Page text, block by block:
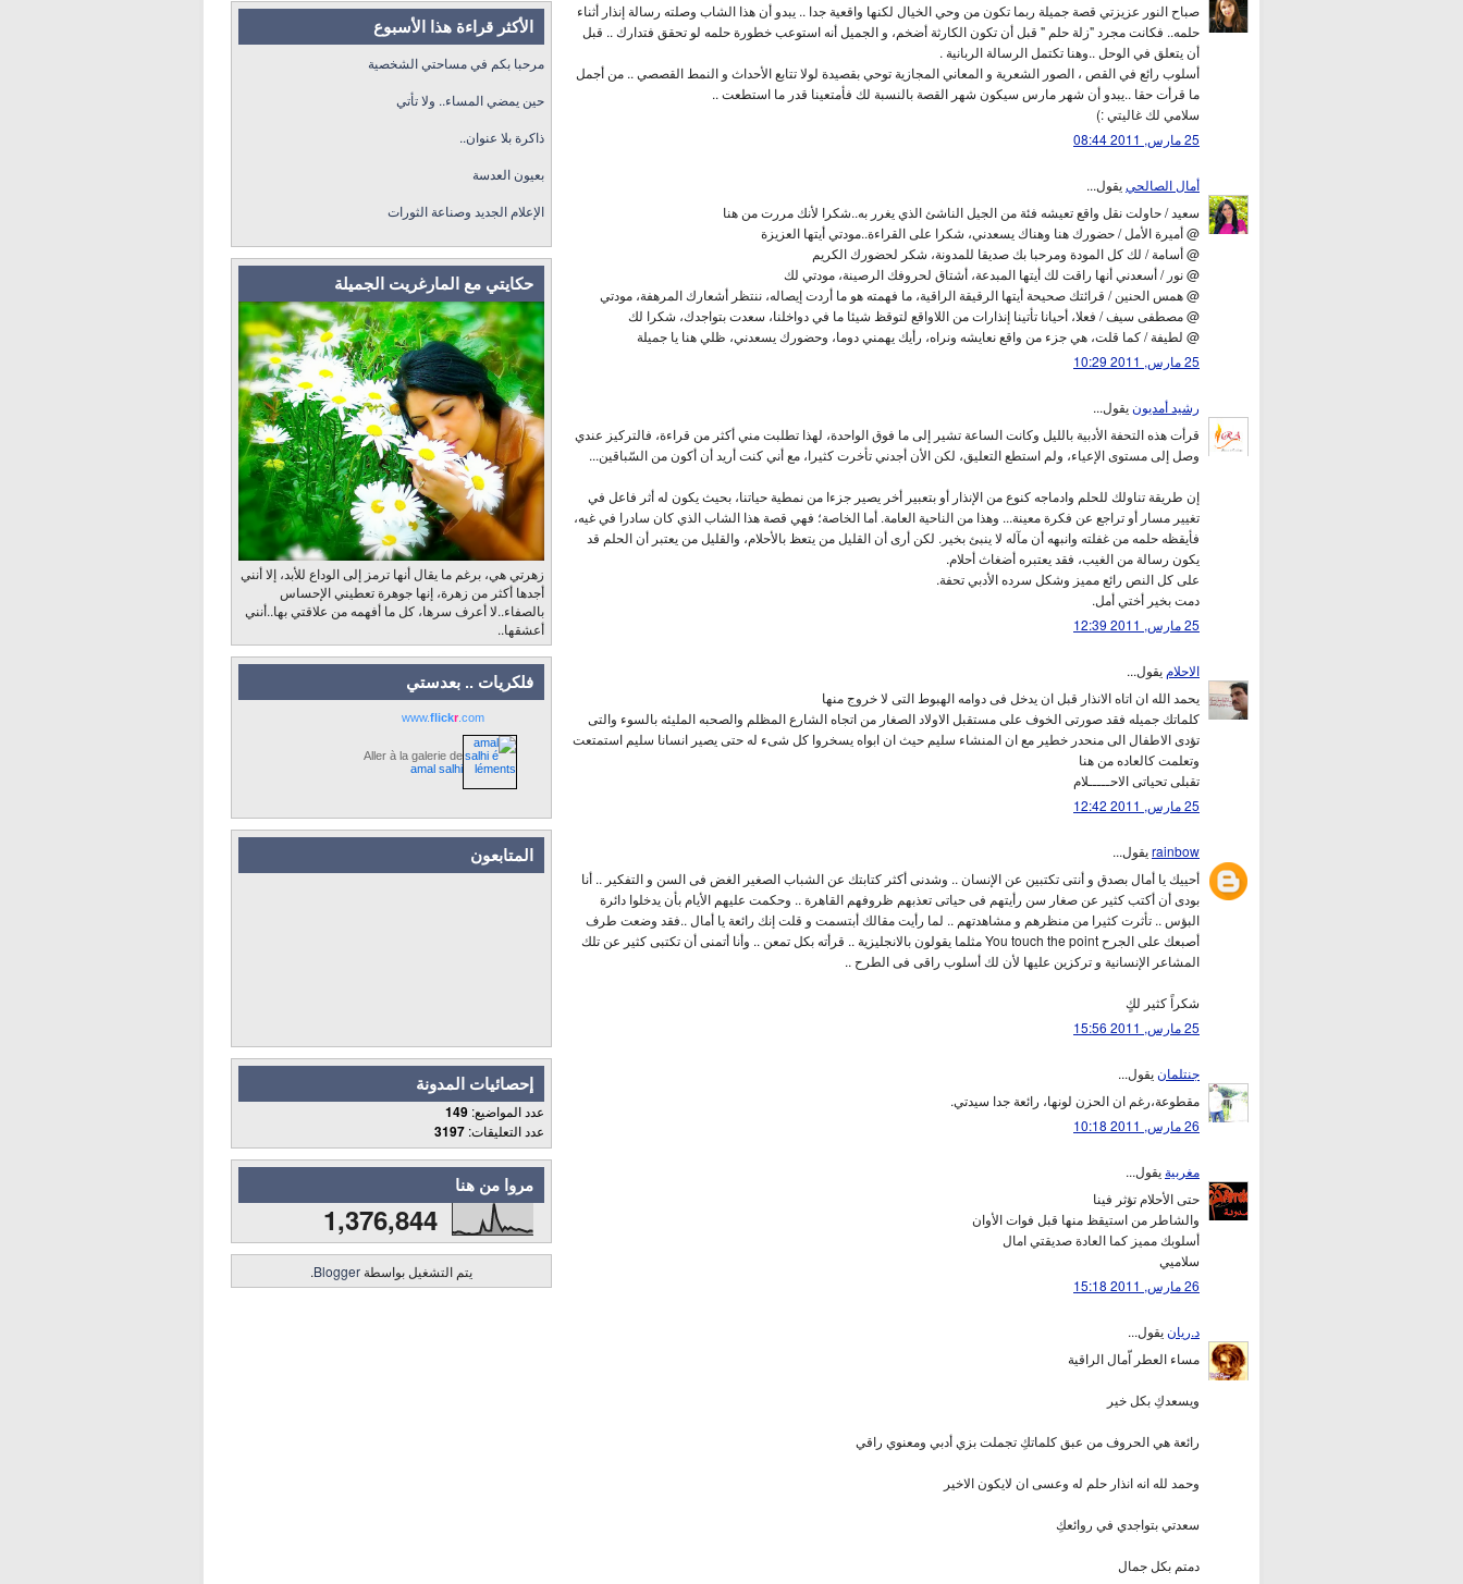
صباح النور عزيزتي قصة جميلة ربما تكون من وحي الخيال لكنها واقعية جدا .. يبدو أن هذا الشاب وصلته رسالة إنذار أثناء
حلمه.. فكانت مجرد "زلة حلم " قبل أن تكون الكارثة أضخم، و الجميل أنه استوعب خطورة حلمه لو تحقق فتدارك .. قبل
أن يتعلق في الوحل ..وهنا تكتمل الرسالة الربانية .
أسلوب رائع في القص ، الصور الشعرية و المعاني المجازية توحي بقصيدة لولا تتابع الأحداث و النمط القصصي .. من أجمل
ما قرأت حقا ..يبدو أن شهر مارس سيكون شهر القصة بالنسبة لك فأمتعينا قدر ما استطعت ..
سلامي لك غاليتي :)
25 مارس, 2011 08:44
أمال الصالحييقول...
سعيد / حاولت نقل واقع تعيشه فئة من الجيل الناشئ الذي يغرر به..شكرا لأنك مررت من هنا
@ أميرة الأمل / حضورك هنا وهناك يسعدني، شكرا على القراءة..مودتي أيتها العزيزة
@ أسامة / لك كل المودة ومرحبا بك صديقا للمدونة، شكر لحضورك الكريم
@ نور / أسعدني أنها راقت لك أيتها المبدعة، أشتاق لحروفك الرصينة، مودتي لك
@ همس الحنين / قرائتك صحيحة أيتها الرقيقة الراقية، ما فهمته هو ما أردت إيصاله، ننتظر أشعارك المرهفة، مودتي
@ مصطفى سيف / فعلا، أحيانا تأتينا إنذارات من اللاواقع لتوقظ شيئا ما في دواخلنا، سعدت بتواجدك، شكرا لك
@ لطيفة / كما قلت، هي جزء من واقع نعايشه ونراه، رأيك يهمني دوما، وحضورك يسعدني، ظلي هنا يا جميلة
25 مارس, 2011 10:29
رشيد أمديونيقول...
قرأت هذه التحفة الأدبية بالليل وكانت الساعة تشير إلى ما فوق الواحدة، لهذا تطلبت مني أكثر من قراءة، فالتركيز عندي
وصل إلى مستوى الإعياء، ولم استطع التعليق، لكن الأن أجدني تأخرت كثيرا، مع أني كنت أريد أن أكون من السّباقين...
إن طريقة تناولك للحلم وادماجه كنوع من الإنذار أو بتعبير أخر يصير جزءا من نمطية حياتنا، بحيث يكون له أثر فاعل في
تغيير مسار أو تراجع عن فكرة معينة... وهذا من الناحية العامة. أما الخاصة؛ فهي قصة هذا الشاب الذي كان سادرا في غيه،
فأيقظه حلمه من غفلته وانبهه أن مآله لا ينبئ بخير. لكن أرى أن القليل من يتعظ بالأحلام، والقليل من يعتبر أن الحلم قد
يكون رسالة من الغيب، فقد يعتبره أضغاث أحلام.
على كل النص رائع مميز وشكل سرده الأدبي تحفة.
دمت بخير أختي أمل.
25 مارس, 2011 12:39
الاحلام يقول...
يحمد الله ان اتاه الانذار قبل ان يدخل فى دوامه الهبوط التى لا خروج منها
كلماتك جميله فقد صورتى الخوف على مستقبل الاولاد الصغار من اتجاه الشارع المظلم والصحبه المليئه بالسوء والتى
تؤدى الاطفال الى منحدر خطير مع ان المنشاء سليم حيث ان ابواه يسخروا كل شىء له حتى يصير انسانا سليم استمتعت
وتعلمت كالعاده من هنا
تقبلى تحياتى الاحـــــلام
25 مارس, 2011 12:42
rainbowيقول...
أحييك يا أمال بصدق و أنتى تكتبين عن الإنسان .. وشدنى أكثر كتابتك عن الشباب الصغير الغض فى السن و التفكير .. أنا
بودى أن أكتب كثير عن صغار سن رأيتهم فى حياتى تعذبهم ظروفهم القاهرة .. وحكمت عليهم الأيام بأن يدخلوا دائرة
البؤس .. تأثرت كثيرا من منظرهم و مشاهدتهم .. لما رأيت مقالك أبتسمت و قلت إنك رائعة يا أمال ..فقد وضعت طرف
أصبعك على الجرح You touch the point مثلما يقولون بالانجليزية .. قرأته بكل تمعن .. وأنا أتمنى أن تكتبى كثير عن تلك
المشاعر الإنسانية و تركزين عليها لأن لك أسلوب راقى فى الطرح ..
شكراً كثير لكٍ
25 مارس, 2011 15:56
جنتلمانيقول...
مقطوعة،رغم ان الحزن لونها، رائعة جدا سيدتي.
26 مارس, 2011 10:18
مغربيةيقول...
حتى الأحلام تؤثر فينا
والشاطر من استيقظ منها قبل فوات الأوان
أسلوبك مميز كما العادة صديقتي امال
سلاميي
26 مارس, 2011 15:18
د.ريانيقول...
مساء العطر اّمال الراقية
ويسعدكِ بكل خير
رائعة هي الحروف من عبق كلماتكِ تجملت بزي أدبي ومعنوي راقي
وحمد لله انه انذار حلم له وعسى ان لايكون الاخير
سعدتي بتواجدي في روائعكِ
دمتم بكل جمال
الأكثر قراءة هذا الأسبوع
مرحبا بكم في مساحتي الشخصية
حين يمضي المساء.. ولا تأتي
ذاكرة بلا عنوان..
بعيون العدسة
الإعلام الجديد وصناعة الثورات
حكايتي مع المارغريت الجميلة
زهرتي هي، برغم ما يقال أنها ترمز إلى الوداع للأبد، إلا أنني
أجدها أكثر من زهرة، إنها جوهرة تعطيني الإحساس
بالصفاء..لا أعرف سرها، كل ما أفهمه من علاقتي بها..أنني
أعشقها..
فلكريات .. بعدستي
www.flickr .com
Aller à la galerie de
amal salhi
المتابعون
إحصائيات المدونة
عدد المواضيع: 149
عدد التعليقات: 3197
مروا من هنا
1,376,844
يتم التشغيل بواسطة Blogger
.